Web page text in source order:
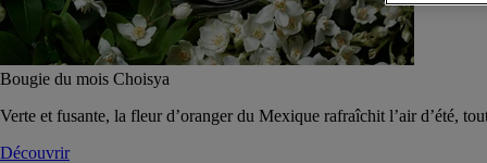
Bougie du mois Choisya
Verte et fusante, la fleur d’oranger du Mexique rafraîchit l’air d’été,
Découvrir